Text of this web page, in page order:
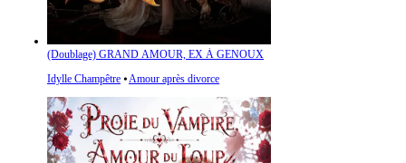
(Doublage) GRAND AMOUR, EX À GENOUX
Idylle Champêtre ⦁Amour après divorce